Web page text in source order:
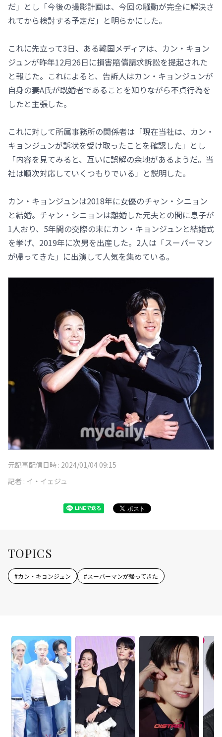
だ」とし「今後の撮影計画は、今回の騒動が完全に解決さ
れてから検討する予定だ」と明らかにした。
これに先立って3日、ある韓国メディアは、カン・キョン
ジュンが昨年12月26日に損害賠償請求訴訟を提起された
と報じた。これによると、告訴人はカン・キョンジュンが
自身の妻A氏が既婚者であることを知りながら不貞行為を
したと主張した。
これに対して所属事務所の関係者は「現在当社は、カン・
キョンジュンが訴状を受け取ったことを確認した」とし
「内容を見てみると、互いに誤解の余地があるようだ。当
社は順次対応していくつもりでいる」と説明した。
カン・キョンジュンは2018年に女優のチャン・シニョン
と結婚。チャン・シニョンは離婚した元夫との間に息子が
1人おり、5年間の交際の末にカン・キョンジュンと結婚式
を挙げ、2019年に次男を出産した。2人は「スーパーマン
が帰ってきた」に出演して人気を集めている。
元記事配信日時 : 2024/01/04 09:15
記者 : イ・イェジュ
TOPICS
#カン・キョンジュン #スーパーマンが帰ってきた